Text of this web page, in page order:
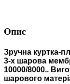
Опис
Зручна куртка-
3-х шарова
10000/8000..
шарового